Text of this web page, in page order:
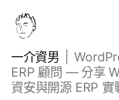
一介資男
ERP 顧問 — 分享
資安與開源 ERP 實
文章